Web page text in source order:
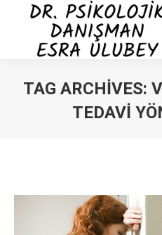
TAG ARCHIVES:
TEDAVI